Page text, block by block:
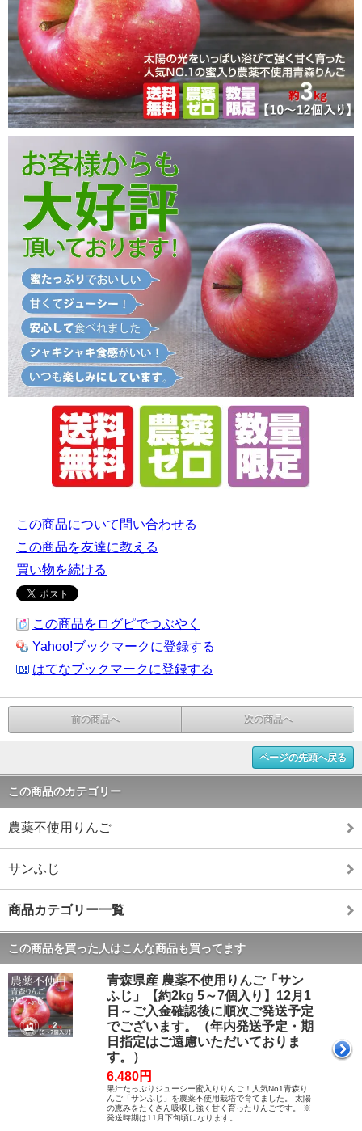
この商品について問い合わせる
この商品を友達に教える
買い物を続ける
この商品をログピでつぶやく
Yahoo!ブックマークに登録する
はてなブックマークに登録する
前の商品へ 次の商品へ
ページの先頭へ戻る
この商品のカテゴリー
農薬不使用りんご
サンふじ
商品カテゴリー一覧
この商品を買った人はこんな商品も買ってます
青森県産 農薬不使用りんご「サン
ふじ」【約2kg 5～7個入り】12月1
日～ご入金確認後に順次ご発送予定
でございます。（年内発送予定・期
日指定はご遠慮いただいておりま
す。）
6,480円
果汁たっぷりジューシー蜜入りりんご！人気No1青森り
んご「サンふじ」を農薬不使用栽培で育てました。 太陽
の恵みをたくさん吸収し強く甘く育ったりんごです。 ※
発送時期は11月下旬頃になります。